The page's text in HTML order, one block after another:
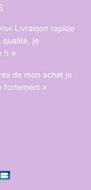
« Livraison rapide
qualité, je
!! »
de mon achat je
fortement »